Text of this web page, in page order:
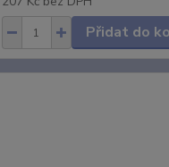
Přidat do